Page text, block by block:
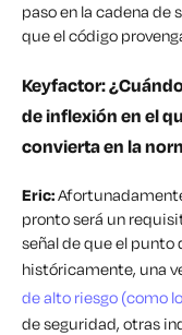
paso en la cadena
que el código
Keyfactor:
de inflexión en el
convierta en la
Eric:
pronto será un
señal de que el punto
históricamente, una
de alto riesgo (como
de seguridad, otras